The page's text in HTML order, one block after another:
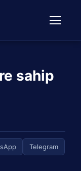
sahip
Telegram